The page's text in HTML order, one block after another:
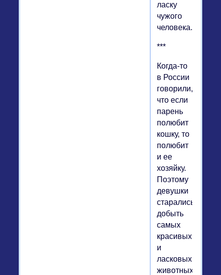
ласку
чужого
человека.
***
Когда-то
в России
говорили,
что если
парень
полюбит
кошку, то
полюбит
и ее
хозяйку.
Поэтому
девушки
старались
добыть
самых
красивых
и
ласковых
животных.